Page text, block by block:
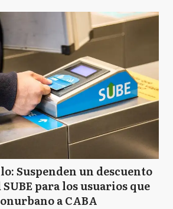
Suspenden un descuento
SUBE para los usuarios que
a CABA